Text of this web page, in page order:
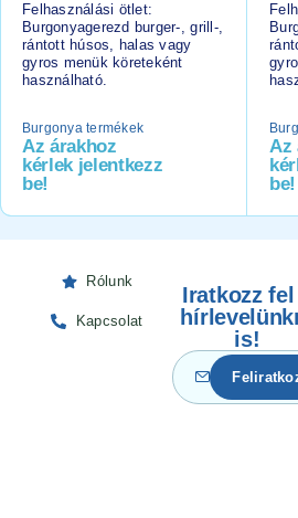
Felhasználási ötlet:
Burgonyagerezd burger-, grill-,
rántott húsos, halas vagy
gyros menük köreteként
használható.
Burgonya termékek
Az árakhoz
kérlek jelentkezz
be!
Az
be!
Rólunk
Kapcsolat
Iratkozz fel
is!